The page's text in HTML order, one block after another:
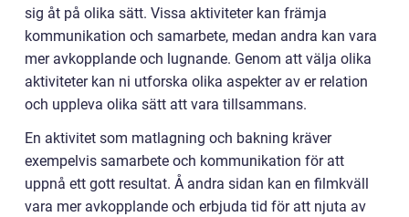
sig åt på olika sätt. Vissa aktiviteter kan främja
kommunikation och samarbete, medan andra kan vara
mer avkopplande och lugnande. Genom att välja olika
aktiviteter kan ni utforska olika aspekter av er relation
och uppleva olika sätt att vara tillsammans.
En aktivitet som matlagning och bakning kräver
exempelvis samarbete och kommunikation för att
uppnå ett gott resultat. Å andra sidan kan en filmkväll
vara mer avkopplande och erbjuda tid för att njuta av